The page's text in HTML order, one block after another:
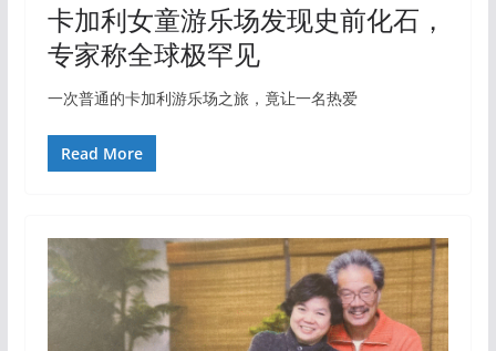
卡加利女童游乐场发现史前化石，
专家称全球极罕见
一次普通的卡加利游乐场之旅，竟让一名热爱
Read More